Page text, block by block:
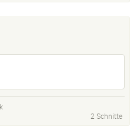
2 Schnitte